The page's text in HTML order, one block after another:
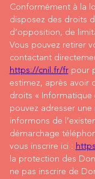
Conformément à la
disposez des droits
d’opposition, de
Vous pouvez retirer
contactant
https://cnil.fr/frpour
estimez, après avoir
droits « Informatique
pouvez adresser
informons de
démarchage
vous inscrire ici :
la protection des
ne pas inscrire de